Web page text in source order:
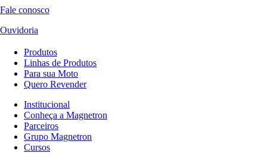
Fale conosco
Ouvidoria
Produtos
Linhas de Produtos
Para sua Moto
Quero Revender
Institucional
Conheça a Magnetron
Parceiros
Grupo Magnetron
Cursos